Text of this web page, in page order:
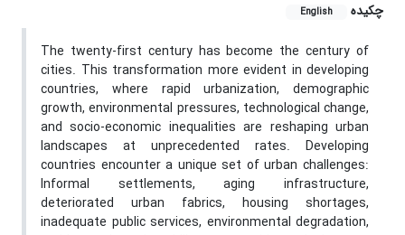
چکیده
English
The twenty-first century has become the century of
cities. This transformation more evident in developing
countries, where rapid urbanization, demographic
growth, environmental pressures, technological change,
and socio-economic inequalities are reshaping urban
landscapes at unprecedented rates. Developing
countries encounter a unique set of urban challenges:
Informal settlements, aging infrastructure,
deteriorated urban fabrics, housing shortages,
inadequate public services, environmental degradation,